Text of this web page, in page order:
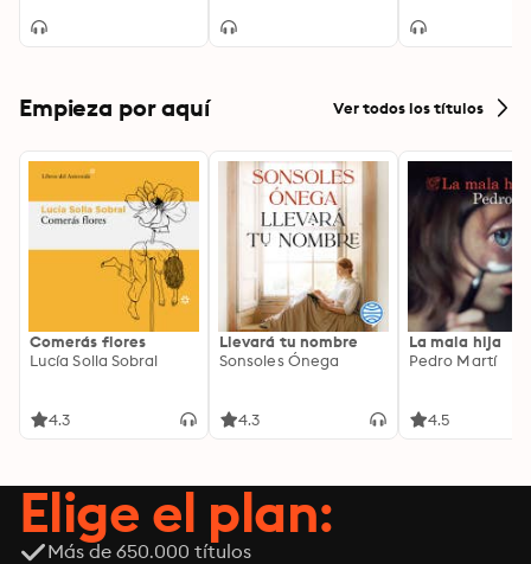
Anthology
Rebaine 1
Empieza por aquí Ver todos los títulos
Comerás flores
Lucía Solla Sobral
4.3
Llevará tu nombre
Sonsoles Ónega
4.3
La mala hija
Pedro Martí
4.5
Elige el plan:
Más de 650.000 títulos